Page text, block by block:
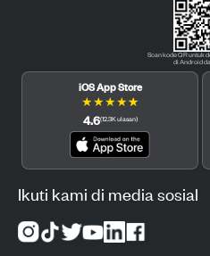
Scan kode QR untuk
di Android
iOS App Store
★★★★★
4.6(12.3K ulasan)
Ikuti kami di media sosial